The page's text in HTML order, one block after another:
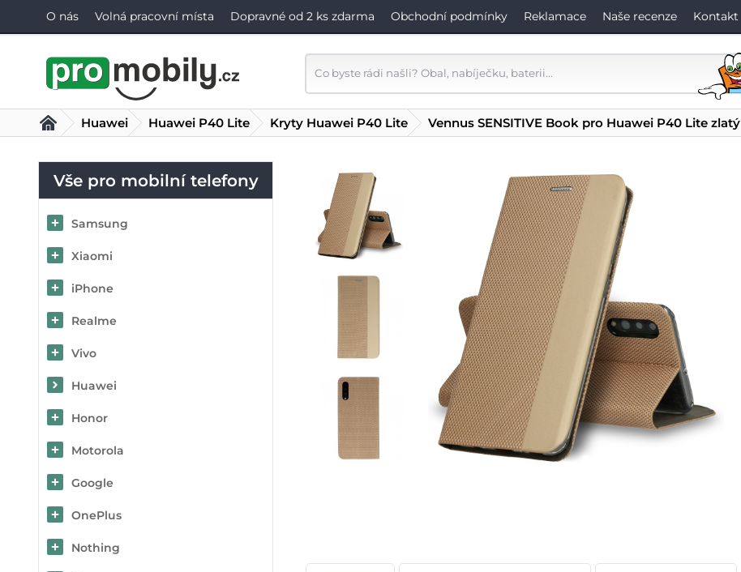
O nás Volná pracovní místa Dopravné od 2 ks zdarma Obchodní podmínky Reklamace Naše recenze Kontakt
Vše pro mobilní telefony
Samsung
Xiaomi
iPhone
Realme
Vivo
Huawei
Honor
Motorola
Google
OnePlus
Nothing
Huawei Huawei P40 Lite Kryty Huawei P40 Lite Vennus SENSITIVE Book pro Huawei P40 Lite zlatý